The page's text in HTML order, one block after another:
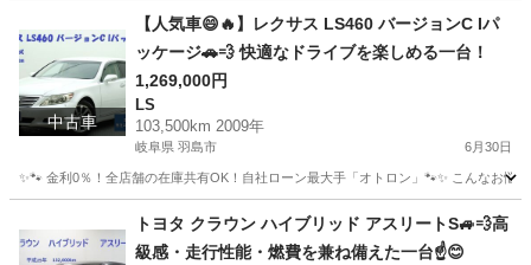
中古車
【人気車😄🔥】レクサス LS460 バージョンC Iパ
ッケージ🚗💨 快適なドライブを楽しめる一台！
1,269,000円
LS
103,500km 2009年
岐阜県 羽島市 6月30日
✨🐾 金利0％！全店舗の在庫共有OK！自社ローン最大手「オトロン」🐾✨ こんなお
トヨタ クラウン ハイブリッド アスリートS🚙💨高
級感・走行性能・燃費を兼ね備えた一台☝️😊